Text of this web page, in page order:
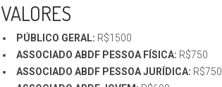
VALORES
PÚBLICO GERAL: R$1500
ASSOCIADO ABDF PESSOA FÍSICA: R$750
ASSOCIADO ABDF PESSOA JURÍDICA: R$750